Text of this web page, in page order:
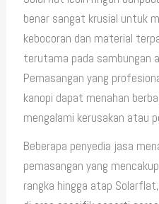
benar sangat krusial untuk
kebocoran dan material
terutama pada sambungan
Pemasangan yang
kanopi dapat menahan
mengalami kerusakan atau
Beberapa penyedia jasa
pemasangan yang
rangka hingga atap